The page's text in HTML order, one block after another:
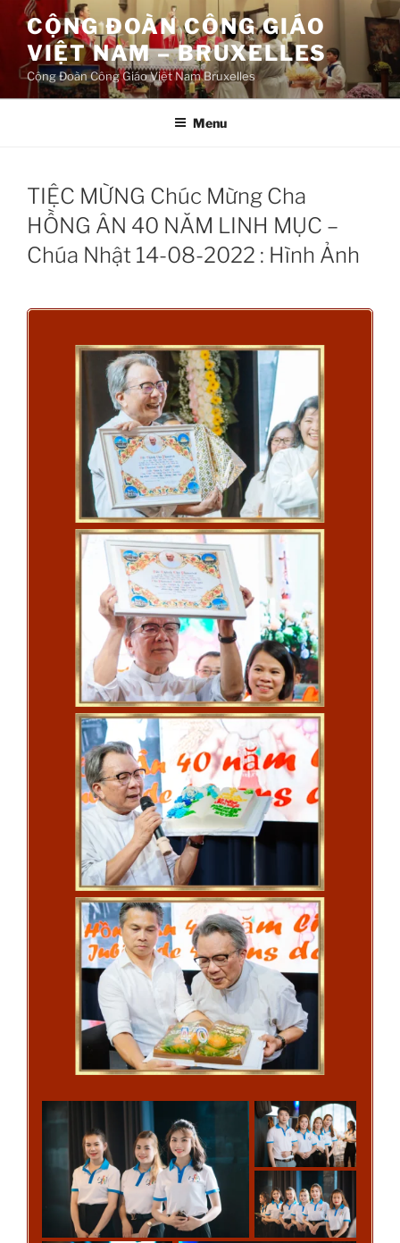
Aller
contenu
principal
CỘNG ĐOÀN CÔNG GIÁO
VIỆT NAM – BRUXELLES
Cộng Đoàn Công Giáo Việt Nam Bruxelles
Menu
TIỆC MỪNG Chúc Mừng Cha
HỒNG ÂN 40 NĂM LINH MỤC –
Chúa Nhật 14-08-2022 : Hình Ảnh